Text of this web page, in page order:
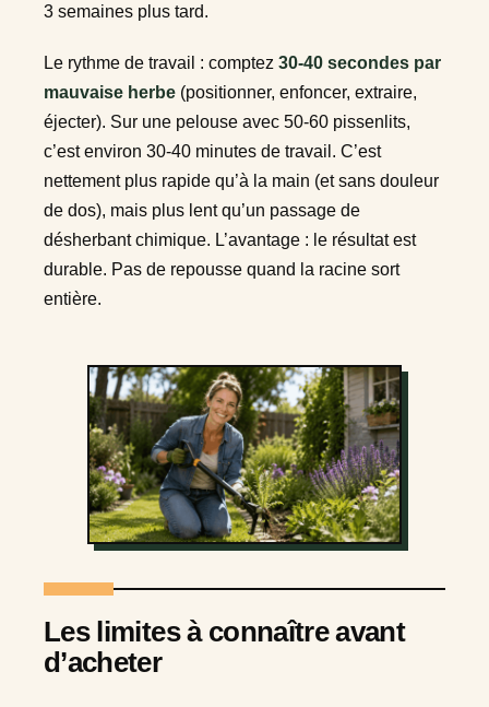
3 semaines plus tard.
Le rythme de travail : comptez 30-40 secondes par
mauvaise herbe (positionner, enfoncer, extraire,
éjecter). Sur une pelouse avec 50-60 pissenlits,
c’est environ 30-40 minutes de travail. C’est
nettement plus rapide qu’à la main (et sans douleur
de dos), mais plus lent qu’un passage de
désherbant chimique. L’avantage : le résultat est
durable. Pas de repousse quand la racine sort
entière.
Les limites à connaître avant
d’acheter